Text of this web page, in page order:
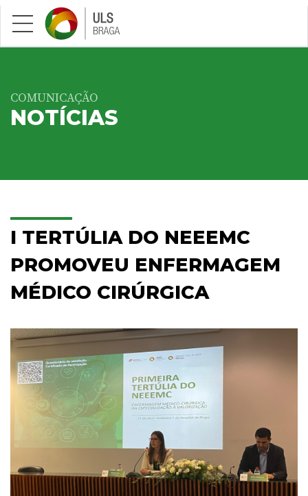
Saltar para conteúdo principal
COMUNICAÇÃO
NOTÍCIAS
I TERTÚLIA DO NEEEMC
PROMOVEU ENFERMAGEM
MÉDICO CIRÚRGICA